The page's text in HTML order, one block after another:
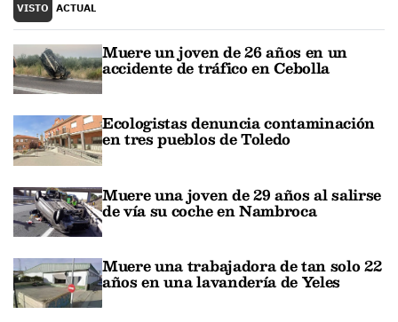
VISTO ACTUAL
Muere un joven de 26 años en un
accidente de tráfico en Cebolla
Ecologistas denuncia contaminación
en tres pueblos de Toledo
Muere una joven de 29 años al salirse
de vía su coche en Nambroca
Muere una trabajadora de tan solo 22
años en una lavandería de Yeles